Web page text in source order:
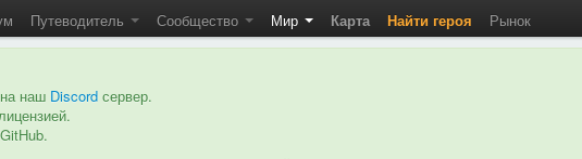
Путеводитель Сообщество Мир Карта Найти героя Рынок
наш Discord сервер.